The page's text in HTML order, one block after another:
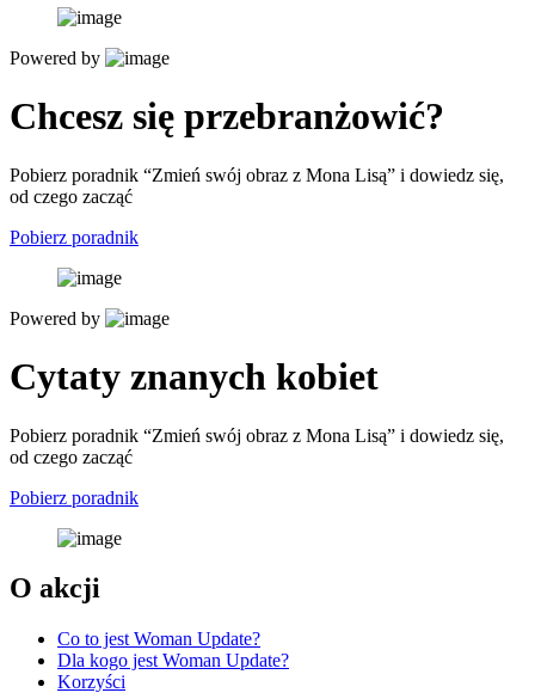
Powered by
Chcesz się przebranżowić?
Pobierz poradnik “Zmień swój obraz z Mona Lisą” i dowiedz się,
od czego zacząć
Pobierz poradnik
Powered by
Cytaty znanych kobiet
Pobierz poradnik “Zmień swój obraz z Mona Lisą” i dowiedz się,
od czego zacząć
Pobierz poradnik
O akcji
Co to jest Woman Update?
Dla kogo jest Woman Update?
Korzyści